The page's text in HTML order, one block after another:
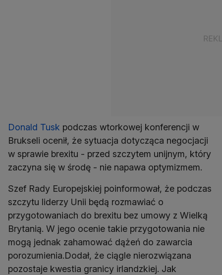
Donald Tusk podczas wtorkowej konferencji w
Brukseli ocenił, że sytuacja dotycząca negocjacji
w sprawie brexitu - przed szczytem unijnym, który
zaczyna się w środę - nie napawa optymizmem.
Szef Rady Europejskiej poinformował, że podczas
szczytu liderzy Unii będą rozmawiać o
przygotowaniach do brexitu bez umowy z Wielką
Brytanią. W jego ocenie takie przygotowania nie
mogą jednak zahamować dążeń do zawarcia
porozumienia.Dodał, że ciągle nierozwiązana
pozostaje kwestia granicy irlandzkiej. Jak